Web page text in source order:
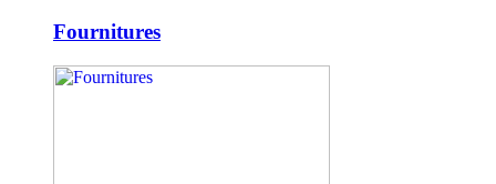
Fournitures